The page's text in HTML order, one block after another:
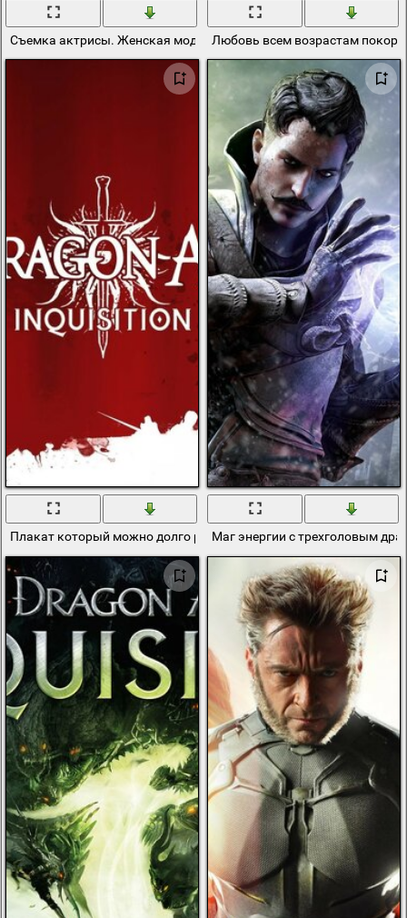
Съемка актрисы. Женская мода для среднего возраста
Любовь всем возрастам
Плакат который можно долго расматриватьМаг энергии с трехголовым